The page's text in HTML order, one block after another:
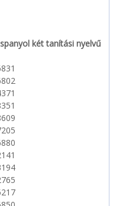
két tanítási nyelvű